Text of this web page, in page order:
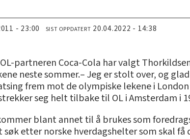
- 23:00 SIST OPPDATERT 20.04.2022 - 14:38
partneren Coca-Cola har valgt
neste sommer.– Jeg er stolt over, og
frem mot de olympiske lekene i
seg helt tilbake til OL i Amsterdam i
blant annet til å brukes som
søk etter norske hverdagshelter som skal